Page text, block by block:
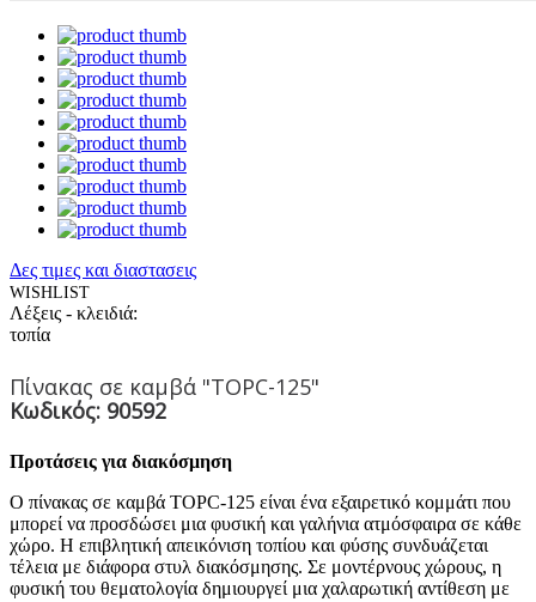
Δες τιμες και διαστασεις
WISHLIST
Λέξεις - κλειδιά:
τοπία
Πίνακας σε καμβά "TOPC-125"
Κωδικός: 90592
Προτάσεις για διακόσμηση
Ο πίνακας σε καμβά TOPC-125 είναι ένα εξαιρετικό κομμάτι που
μπορεί να προσδώσει μια φυσική και γαλήνια ατμόσφαιρα σε κάθε
χώρο. Η επιβλητική απεικόνιση τοπίου και φύσης συνδυάζεται
τέλεια με διάφορα στυλ διακόσμησης. Σε μοντέρνους χώρους, η
φυσική του θεματολογία δημιουργεί μια χαλαρωτική αντίθεση με